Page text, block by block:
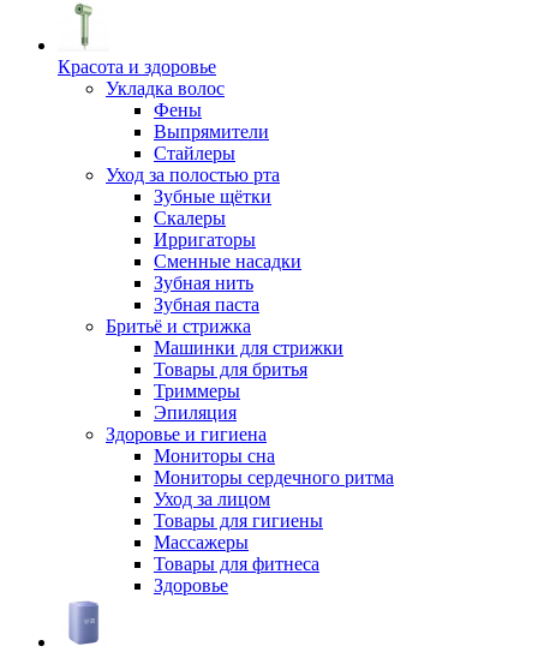
Красота и здоровье
Укладка волос
Фены
Выпрямители
Стайлеры
Уход за полостью рта
Зубные щётки
Скалеры
Ирригаторы
Сменные насадки
Зубная нить
Зубная паста
Бритьё и стрижка
Машинки для стрижки
Товары для бритья
Триммеры
Эпиляция
Здоровье и гигиена
Мониторы сна
Мониторы сердечного ритма
Уход за лицом
Товары для гигиены
Массажеры
Товары для фитнеса
Здоровье